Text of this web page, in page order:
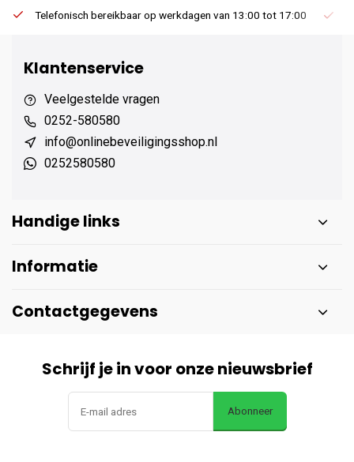
Telefonisch bereikbaar op werkdagen van 13:00 tot 17:00
Klantenservice
Veelgestelde vragen
0252-580580
info@onlinebeveiligingsshop.nl
0252580580
Handige links
Informatie
Contactgegevens
Schrijf je in voor onze nieuwsbrief
Abonneer